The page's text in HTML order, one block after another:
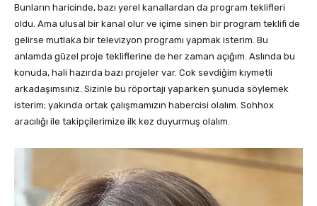
Bunların haricinde, bazı yerel kanallardan da program teklifleri
oldu. Ama ulusal bir kanal olur ve içime sinen bir program teklifi de
gelirse mutlaka bir televizyon programı yapmak isterim. Bu
anlamda güzel proje tekliflerine de her zaman açığım. Aslında bu
konuda, hali hazırda bazı projeler var. Cok sevdiğim kıymetli
arkadaşımsınız. Sizinle bu röportajı yaparken şunuda söylemek
isterim; yakında ortak çalışmamızın habercisi olalım. Sohhox
aracılığı ile takipçilerimize ilk kez duyurmuş olalım.